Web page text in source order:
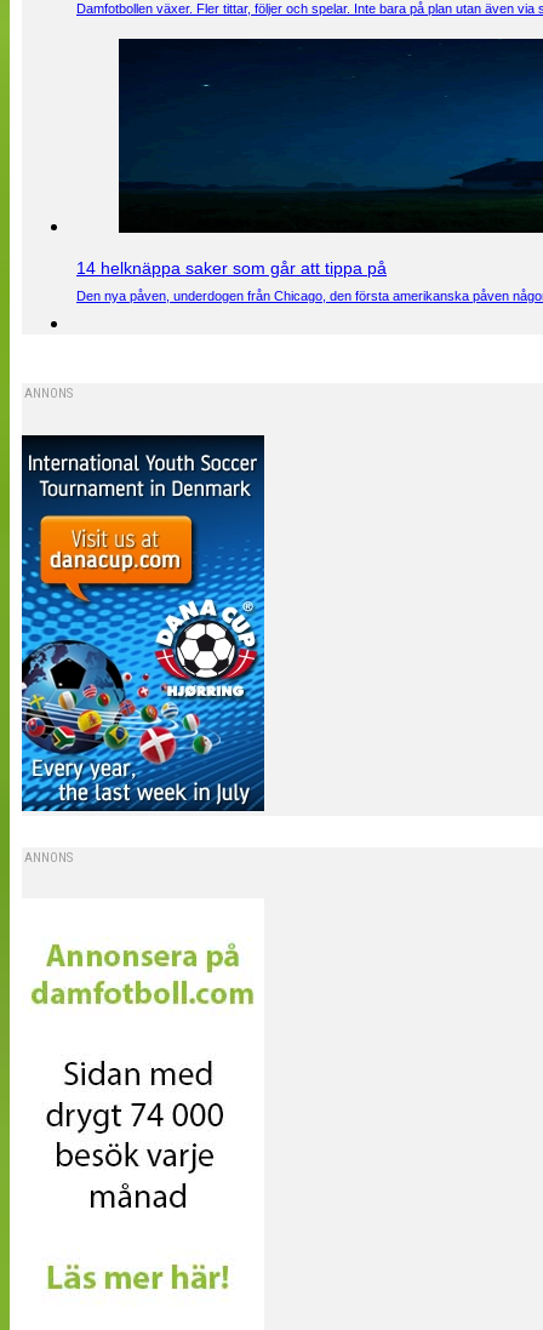
Damfotbollen växer. Fler tittar, följer och spelar. Inte bara på plan utan även
14 helknäppa saker som går att tippa på
Den nya påven, underdogen från Chicago, den första amerikanska påven
ANNONS
ANNONS